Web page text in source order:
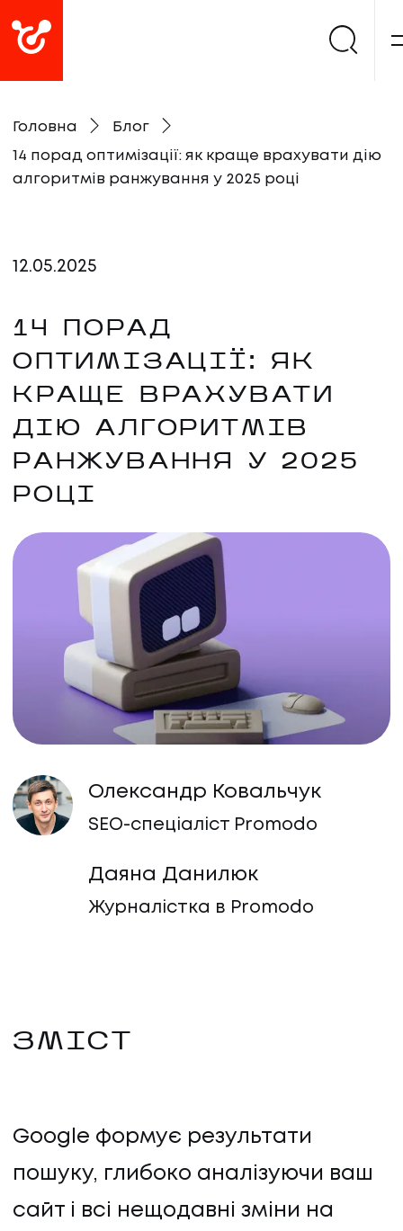
Головна Блог
14 порад оптимізації: як краще врахувати дію
алгоритмів ранжування у 2025 році
12.05.2025
14 ПОРАД
ОПТИМІЗАЦІЇ: ЯК
КРАЩЕ ВРАХУВАТИ
ДІЮ АЛГОРИТМІВ
РАНЖУВАННЯ У 2025
РОЦІ
Олександр Ковальчук
SEO-спеціаліст Promodo
Даяна Данилюк
Журналістка в Promodo
ЗМІСТ
Google формує результати
пошуку, глибоко аналізуючи ваш
сайт і всі нещодавні зміни на